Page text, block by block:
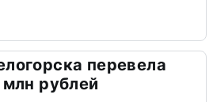
перевела
рублей